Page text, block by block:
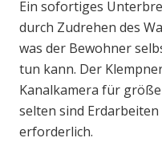
Ein sofortiges
durch Zudrehen des
was der Bewohner
tun kann. Der
Kanalkamera für
selten sind
erforderlich.